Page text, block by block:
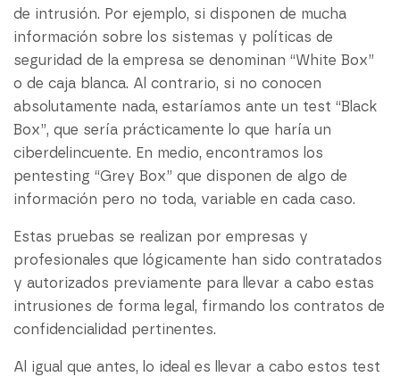
de intrusión. Por ejemplo, si disponen de mucha
información sobre los sistemas y políticas de
seguridad de la empresa se denominan “White Box”
o de caja blanca. Al contrario, si no conocen
absolutamente nada, estaríamos ante un test “Black
Box”, que sería prácticamente lo que haría un
ciberdelincuente. En medio, encontramos los
pentesting “Grey Box” que disponen de algo de
información pero no toda, variable en cada caso.
Estas pruebas se realizan por empresas y
profesionales que lógicamente han sido contratados
y autorizados previamente para llevar a cabo estas
intrusiones de forma legal, firmando los contratos de
confidencialidad pertinentes.
Al igual que antes, lo ideal es llevar a cabo estos test